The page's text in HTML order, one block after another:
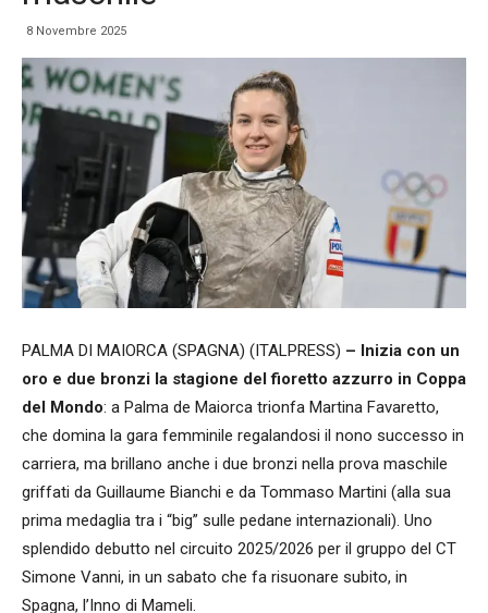
8 Novembre 2025
PALMA DI MAIORCA (SPAGNA) (ITALPRESS) – Inizia con un
oro e due bronzi la stagione del fioretto azzurro in Coppa
del Mondo: a Palma de Maiorca trionfa Martina Favaretto,
che domina la gara femminile regalandosi il nono successo in
carriera, ma brillano anche i due bronzi nella prova maschile
griffati da Guillaume Bianchi e da Tommaso Martini (alla sua
prima medaglia tra i “big” sulle pedane internazionali). Uno
splendido debutto nel circuito 2025/2026 per il gruppo del CT
Simone Vanni, in un sabato che fa risuonare subito, in
Spagna, l’Inno di Mameli.